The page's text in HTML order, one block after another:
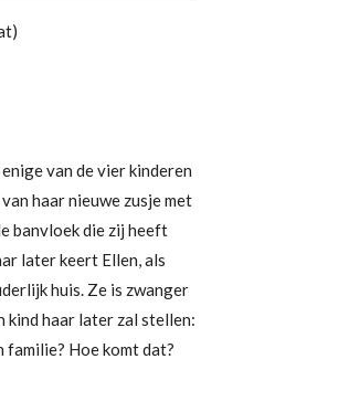
van de vier kinderen
haar nieuwe zusje met
banvloek die zij heeft
later keert Ellen, als
huis. Ze is zwanger
kind haar later zal stellen:
familie? Hoe komt dat?